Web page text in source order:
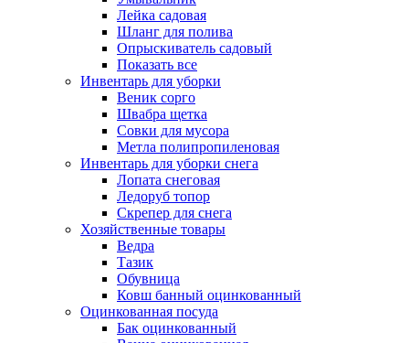
Лейка садовая
Шланг для полива
Опрыскиватель садовый
Показать все
Инвентарь для уборки
Веник сорго
Швабра щетка
Совки для мусора
Метла полипропиленовая
Инвентарь для уборки снега
Лопата снеговая
Ледоруб топор
Скрепер для снега
Хозяйственные товары
Ведра
Тазик
Обувница
Ковш банный оцинкованный
Оцинкованная посуда
Бак оцинкованный